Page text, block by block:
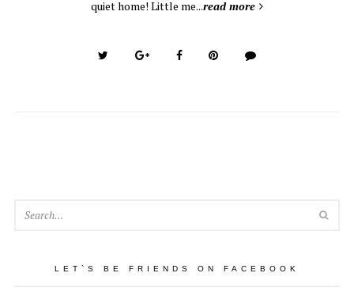
quiet home! Little me...read more
LET`S BE FRIENDS ON FACEBOOK